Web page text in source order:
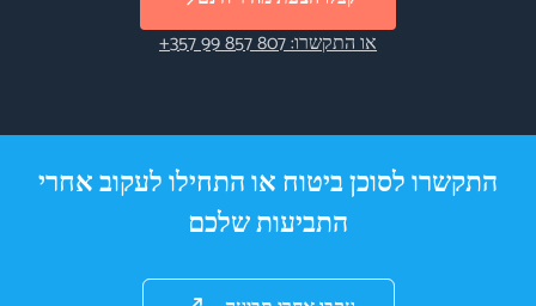
או התקשרו: ⁦+357 99 857 807⁩
התקשרו לסוכן ביטוח או התחילו לעקוב אחרי
התביעות שלכם